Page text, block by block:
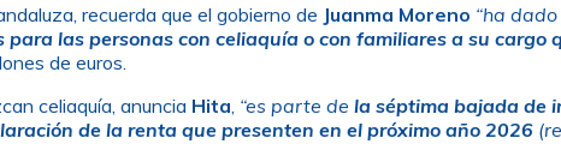
recuerda que el gobierno de Juanma Moreno “ha
las personas con celiaquía o con familiares a su cargo
de euros.
celiaquía, anuncia Hita “es parte de la séptima bajada de
de la rentaque presenten en el próximo año 2026